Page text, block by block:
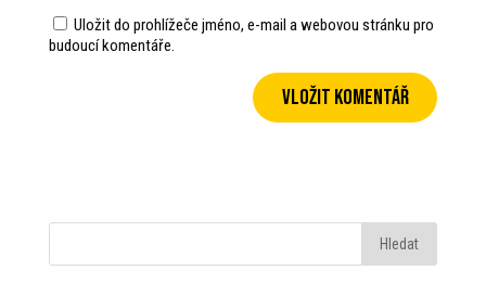
Uložit do prohlížeče jméno, e-mail a webovou stránku pro
budoucí komentáře.